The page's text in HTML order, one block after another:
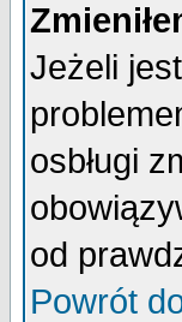
Jeżeli
osbługi
od
Powrót